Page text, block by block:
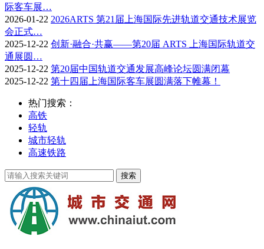
际客车展…
2026-01-22 2026ARTS 第21届上海国际先进轨道交通技术展览
会正式…
2025-12-22 创新·融合·共赢——第20届 ARTS 上海国际轨道交
通展圆…
2025-12-22 第20届中国轨道交通发展高峰论坛圆满闭幕
2025-12-22 第十四届上海国际客车展圆满落下帷幕！
热门搜索：
高铁
轻轨
城市轻轨
高速铁路